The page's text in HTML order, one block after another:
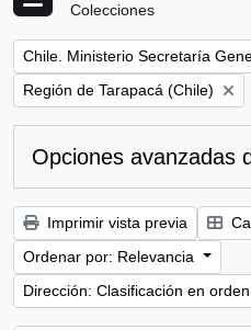
Colecciones
Remove filter:
Chile. Ministerio Secretaría
Remove filter:
Región de Tarapacá (Chile)
Opciones avanzadas
Imprimir vista previa
Ordenar por: Relevancia
Dirección: Clasificación en